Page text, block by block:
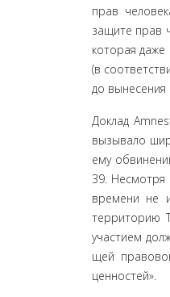
прав
защите прав
которая
(в
до
Доклад
вы­зывало
ему
39. Несмотря
времени не
территорию
участием
щей
ценностей».